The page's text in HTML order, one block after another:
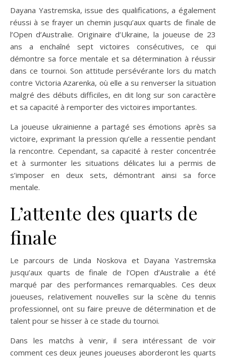
Dayana Yastremska, issue des qualifications, a également
réussi à se frayer un chemin jusqu’aux quarts de finale de
l’Open d’Australie. Originaire d’Ukraine, la joueuse de 23
ans a enchaîné sept victoires consécutives, ce qui
démontre sa force mentale et sa détermination à réussir
dans ce tournoi. Son attitude persévérante lors du match
contre Victoria Azarenka, où elle a su renverser la situation
malgré des débuts difficiles, en dit long sur son caractère
et sa capacité à remporter des victoires importantes.
La joueuse ukrainienne a partagé ses émotions après sa
victoire, exprimant la pression qu’elle a ressentie pendant
la rencontre. Cependant, sa capacité à rester concentrée
et à surmonter les situations délicates lui a permis de
s’imposer en deux sets, démontrant ainsi sa force
mentale.
L’attente des quarts de
finale
Le parcours de Linda Noskova et Dayana Yastremska
jusqu’aux quarts de finale de l’Open d’Australie a été
marqué par des performances remarquables. Ces deux
joueuses, relativement nouvelles sur la scène du tennis
professionnel, ont su faire preuve de détermination et de
talent pour se hisser à ce stade du tournoi.
Dans les matchs à venir, il sera intéressant de voir
comment ces deux jeunes joueuses aborderont les quarts